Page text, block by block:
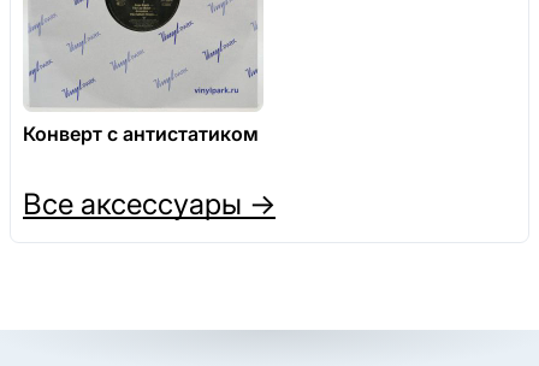
Конверт с антистатиком
Все аксессуары →